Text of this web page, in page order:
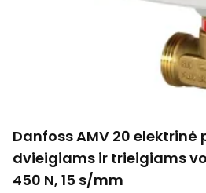
Danfoss AMV 20 elektrinė
dvieigiams ir trieigiams
450 N, 15 s/mm